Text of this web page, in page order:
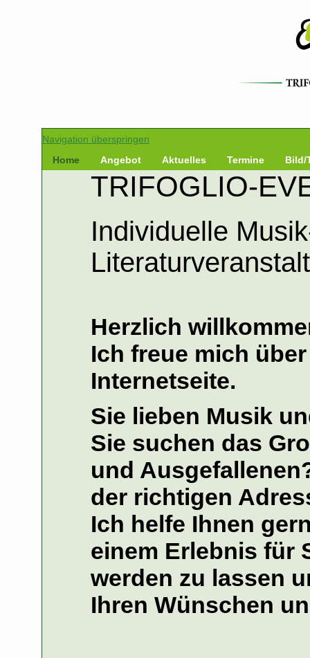
Navigation überspringen
Home
Angebot Aktuelles Termine Bild/
TRIFOGLIO-
Individuelle
Herzlich
Ich freue mich
Internetseite.
Sie lieben Musik
Sie suchen das
und
der richtigen
Ich helfe Ihnen
einem Erlebnis für
werden zu lassen
Ihren Wünschen